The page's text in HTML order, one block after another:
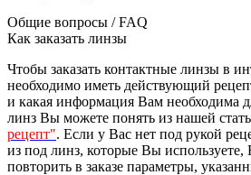
Общие вопросы / FAQ
Как заказать линзы
Чтобы заказать контактные линзы в
необходимо иметь действующий
и какая информация Вам необходима
линз Вы можете понять из нашей
рецепт". Если у Вас нет под рукой
из под линз, которые Вы
повторить в заказе параметры,